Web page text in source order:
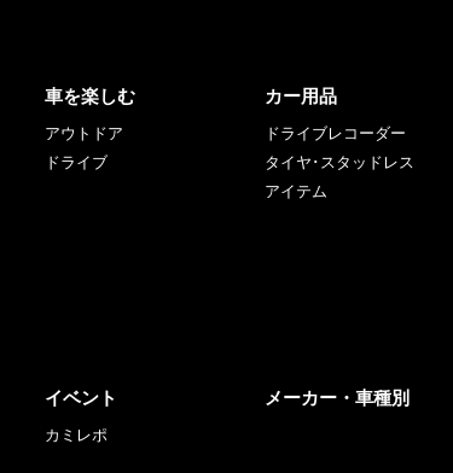
車を楽しむ
アウトドア
ドライブ
カー用品
ドライブレコーダー
タイヤ･スタッドレス
アイテム
イベント
カミレポ
メーカー・車種別